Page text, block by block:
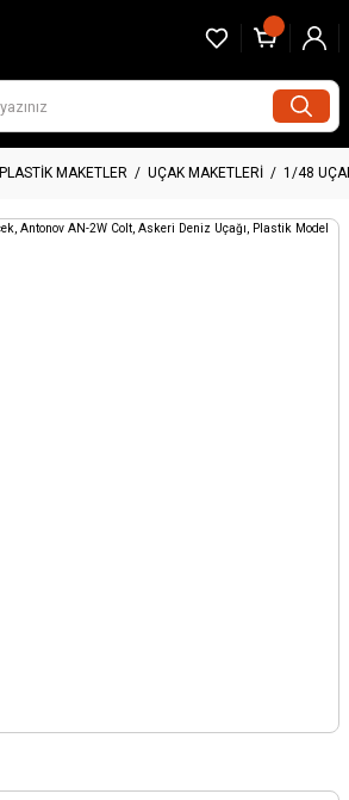
PLASTİK MAKETLER UÇAK MAKETLERİ 1/48